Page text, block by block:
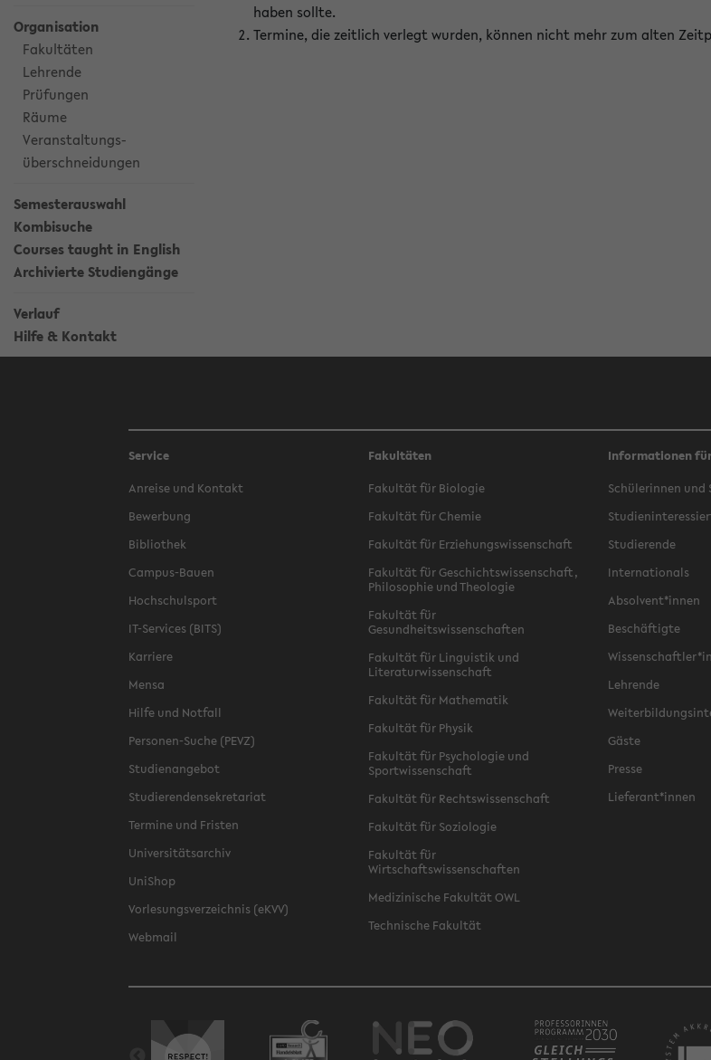
Organisation
Fakultäten
Lehrende
Prüfungen
Räume
Veranstaltungs-
überschneidungen
Semesterauswahl
Kombisuche
Courses taught in English
Archivierte Studiengänge
Verlauf
Hilfe & Kontakt
haben sollte.
Termine, die zeitlich verlegt wurden, können nicht mehr zum alten
Service
Anreise und Kontakt
Bewerbung
Bibliothek
Campus-Bauen
Hochschulsport
IT-Services (BITS)
Karriere
Mensa
Hilfe und Notfall
Personen-Suche (PEVZ)
Studienangebot
Studierendensekretariat
Termine und Fristen
Universitätsarchiv
UniShop
Vorlesungsverzeichnis (eKVV)
Webmail
Fakultäten
Fakultät für Biologie
Fakultät für Chemie
Fakultät für Erziehungswissenschaft
Fakultät für Geschichtswissenschaft,
Philosophie und Theologie
Fakultät für
Gesundheitswissenschaften
Fakultät für Linguistik und
Literaturwissenschaft
Fakultät für Mathematik
Fakultät für Physik
Fakultät für Psychologie und
Sportwissenschaft
Fakultät für Rechtswissenschaft
Fakultät für Soziologie
Fakultät für
Wirtschaftswissenschaften
Medizinische Fakultät OWL
Technische Fakultät
Informationen
Schülerinnen und
Studierende
Internationals
Absolvent*innen
Beschäftigte
Lehrende
Gäste
Presse
Lieferant*innen